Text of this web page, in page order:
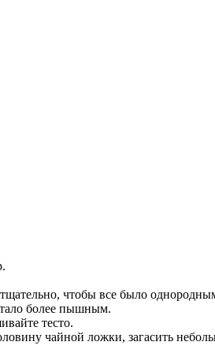
чтобы все было
более пышным.
тесто.
чайной ложки, загасить